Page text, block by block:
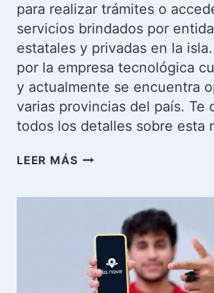
para realizar trámites o
servicios brindados por
estatales y privadas en la
por la empresa tecnológica
y actualmente se encuentra
varias provincias del país. Te
todos los detalles sobre esta
LEER MÁSTICKET:
GESTIONAR
RESERVAS
COLAS